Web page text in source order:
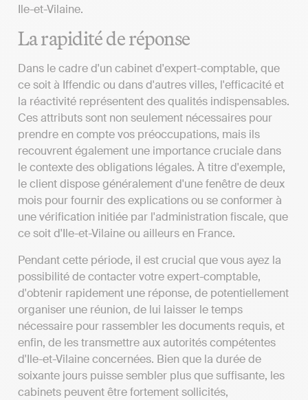
Ile-et-Vilaine.
La rapidité de réponse
Dans le cadre d'un cabinet d'expert-comptable, que
ce soit à Iffendic ou dans d'autres villes, l'efficacité et
la réactivité représentent des qualités indispensables.
Ces attributs sont non seulement nécessaires pour
prendre en compte vos préoccupations, mais ils
recouvrent également une importance cruciale dans
le contexte des obligations légales. À titre d'exemple,
le client dispose généralement d'une fenêtre de deux
mois pour fournir des explications ou se conformer à
une vérification initiée par l'administration fiscale, que
ce soit d'Ile-et-Vilaine ou ailleurs en France.
Pendant cette période, il est crucial que vous ayez la
possibilité de contacter votre expert-comptable,
d'obtenir rapidement une réponse, de potentiellement
organiser une réunion, de lui laisser le temps
nécessaire pour rassembler les documents requis, et
enfin, de les transmettre aux autorités compétentes
d'Ile-et-Vilaine concernées. Bien que la durée de
soixante jours puisse sembler plus que suffisante, les
cabinets peuvent être fortement sollicités,